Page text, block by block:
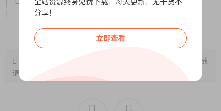
│ └─信息磁吸回旋镖
│ ├─01-从此开始：新成员欢迎
│ │ │ 01-新成员请先看此处.mp4
│ │ │ 01-新成员请先看此处.pdf
│ │ │ 02-Reviewlyai – 白标软件概述.pdf
│ │ │ 03-我的最佳方案 – 成功流程.mp4
阅读全文
，转载
请注明出处~~~
分享！
立即查看